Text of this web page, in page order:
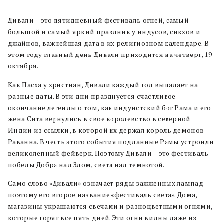
Дивали – это пятидневный фестиваль огней, самый
большой и самый яркий праздник у индусов, сикхов и
джайнов, важнейшая дата в их религиозном календаре. В
этом году главный день Дивали приходится на четверг, 19
октября.
Как Пасха у христиан, Дивали каждый год выпадает на
разные даты. В эти дни празднуется счастливое
окончание легенды о том, как индуистский бог Рама и его
жена Сита вернулись в свое королевство в северной
Индии из ссылки, в которой их держал король демонов
Раванна. В честь этого события подданные Рамы устроили
великолепный фейверк. Поэтому Дивали – это фестиваль
победы Добра над Злом, света над темнотой.
Само слово «Дивали» означает ряды зажженных лампад –
поэтому его второе название «фестиваль света». Дома,
магазины украшаются свечами и разноцветными огнями,
которые горят все пять дней. Эти огни видны даже из